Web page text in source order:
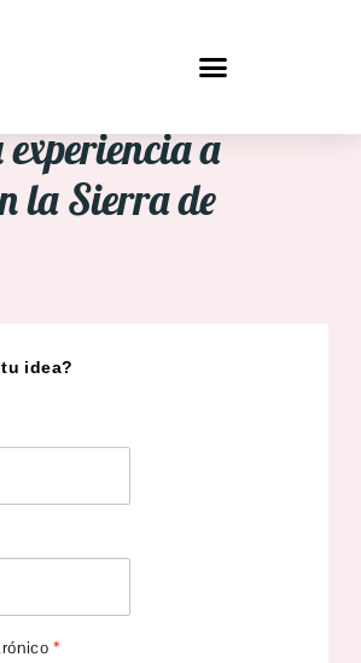
a
la Sierra de
idea?
*